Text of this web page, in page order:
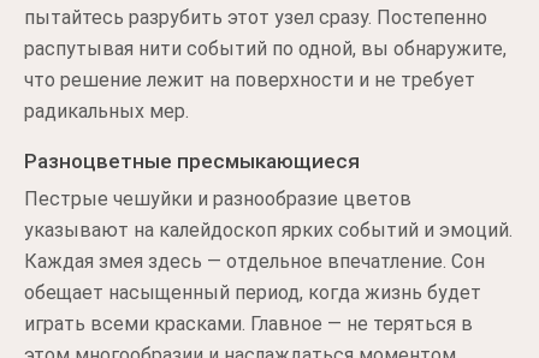
пытайтесь разрубить этот узел сразу. Постепенно
распутывая нити событий по одной, вы обнаружите,
что решение лежит на поверхности и не требует
радикальных мер.
Разноцветные пресмыкающиеся
Пестрые чешуйки и разнообразие цветов
указывают на калейдоскоп ярких событий и эмоций.
Каждая змея здесь — отдельное впечатление. Сон
обещает насыщенный период, когда жизнь будет
играть всеми красками. Главное — не теряться в